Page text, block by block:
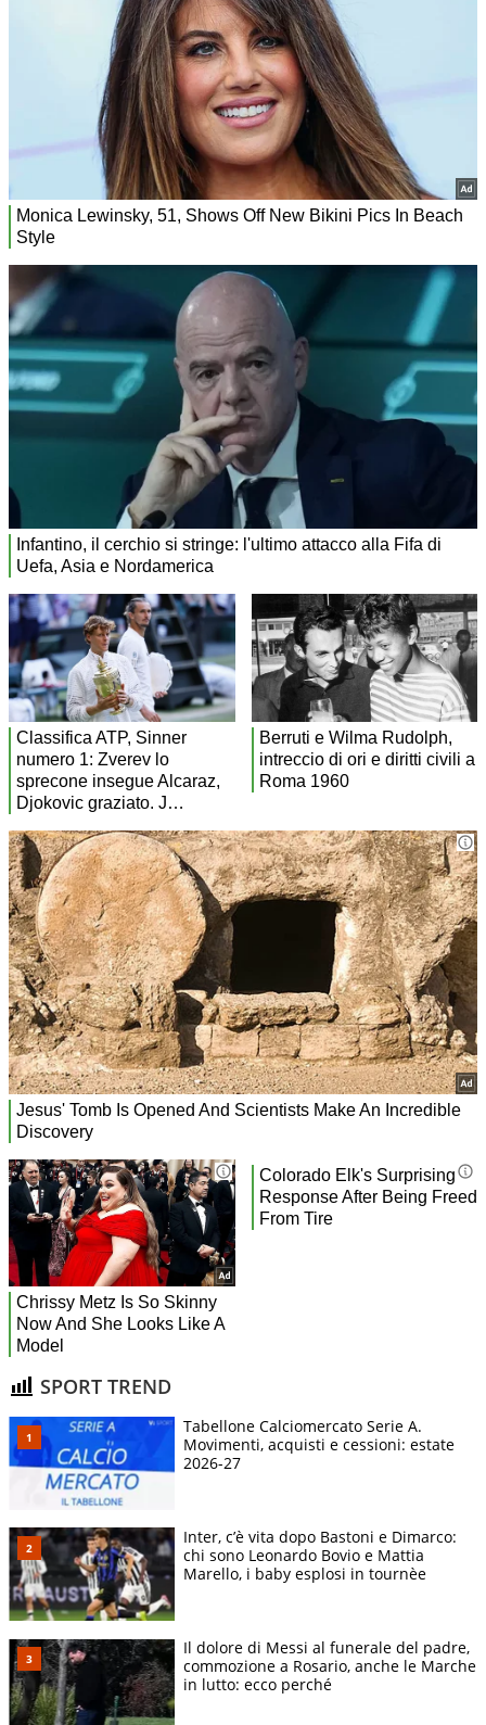
SPORT TREND
Tabellone Calciomercato Serie A.
Movimenti, acquisti e cessioni: estate
2026-27
Inter, c’è vita dopo Bastoni e Dimarco:
chi sono Leonardo Bovio e Mattia
Marello, i baby esplosi in tournèe
Il dolore di Messi al funerale del padre,
commozione a Rosario, anche le Marche
in lutto: ecco perché